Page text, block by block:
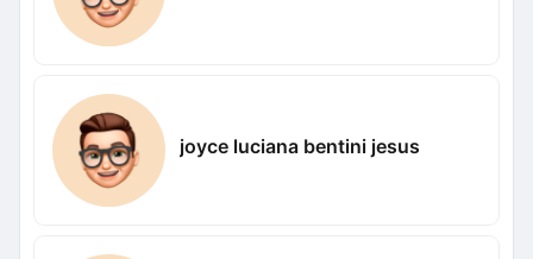
joyce luciana bentini jesus